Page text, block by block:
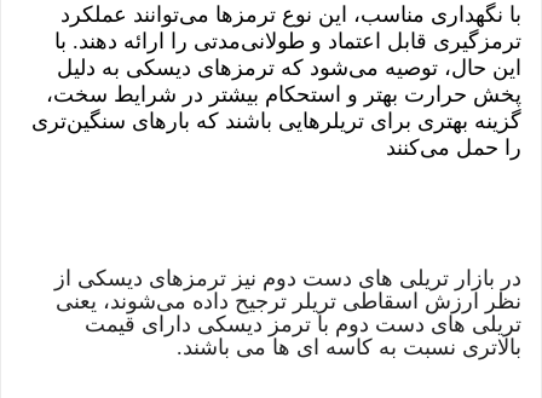
با نگهداری مناسب، این نوع ترمزها می‌توانند عملکرد
ترمزگیری قابل اعتماد و طولانی‌مدتی را ارائه دهند. با
این حال، توصیه می‌شود که ترمزهای دیسکی به دلیل
پخش حرارت بهتر و استحکام بیشتر در شرایط سخت،
گزینه بهتری برای تریلرهایی باشند که بارهای سنگین‌تری
را حمل می‌کنند
در بازار تریلی های دست دوم نیز ترمزهای دیسکی از
نظر ارزش اسقاطی تریلر ترجیح داده می‌شوند، یعنی
تریلی های دست دوم با ترمز دیسکی دارای قیمت
بالاتری نسبت به کاسه ای ها می باشند.